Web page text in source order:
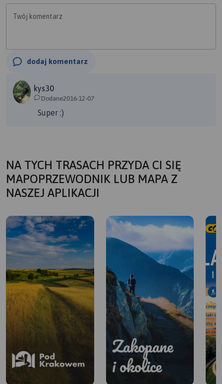
Twój komentarz
dodaj komentarz
kys30
Dodane2016-12-07
Super :)
NA TYCH TRASACH PRZYDA CI SIĘ
MAPOPRZEWODNIK LUB MAPA Z
NASZEJ APLIKACJI